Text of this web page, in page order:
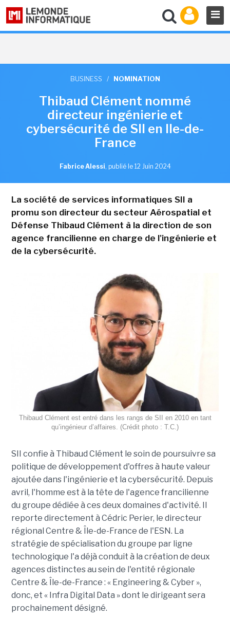
BUSINESS / NOMINATION
Thibaud Clément nommé
directeur ingénierie et
cybersécurité de SII en Ile-de-
France
Fabrice Alessi, publié le 12 Juin 2024
La société de services informatiques SII a
promu son directeur du secteur Aérospatial et
Défense Thibaud Clément à la direction de son
agence francilienne en charge de l'ingénierie et
de la cybersécurité.
Thibaud Clément est entré dans les rangs de SII en 2010 en tant
qu’ingénieur d’affaires. (Crédit photo : T.C.)
SII confie à Thibaud Clément le soin de poursuivre sa
politique de développement d'offres à haute valeur
ajoutée dans l'ingénierie et la cybersécurité. Depuis
avril, l'homme est à la tête de l'agence francilienne
du groupe dédiée à ces deux domaines d'activité. Il
reporte directement à Cédric Perier, le directeur
régional Centre & Île-de-France de l'ESN. La
stratégie de spécialisation du groupe par ligne
technologique l'a déjà conduit à la création de deux
agences distinctes au sein de l'entité régionale
Centre & Île-de-France : « Engineering & Cyber »,
donc, et « Infra Digital Data » dont le dirigeant sera
prochainement désigné.